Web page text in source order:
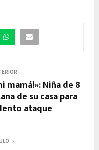
mamá!»: Niña de 8
de su casa para
ataque